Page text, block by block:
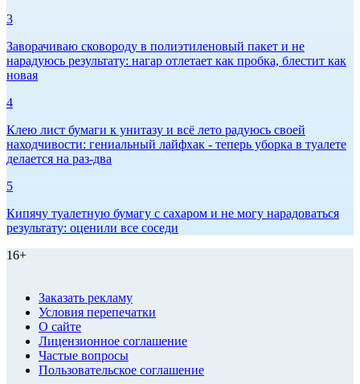
3
Заворачиваю сковороду в полиэтиленовый пакет и не
нарадуюсь результату: нагар отлетает как пробка, блестит как
новая
4
Клею лист бумаги к унитазу и всё лето радуюсь своей
находчивости: гениальный лайфхак - теперь уборка в туалете
делается на раз-два
5
Кипячу туалетную бумагу с сахаром и не могу нарадоваться
результату: оценили все соседи
16+
Заказать рекламу
Условия перепечатки
О сайте
Лицензионное соглашение
Частые вопросы
Пользовательское соглашение